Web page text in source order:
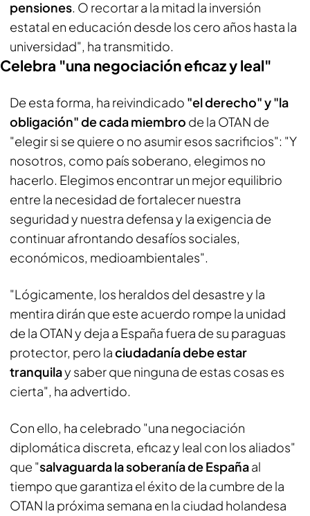
pensiones. O recortar a la mitad la inversión
estatal en educación desde los cero años hasta la
universidad", ha transmitido.
Celebra "una negociación eficaz y leal"
De esta forma, ha reivindicado "el derecho" y "la
obligación" de cada miembro de la OTAN de
"elegir si se quiere o no asumir esos sacrificios": "Y
nosotros, como país soberano, elegimos no
hacerlo. Elegimos encontrar un mejor equilibrio
entre la necesidad de fortalecer nuestra
seguridad y nuestra defensa y la exigencia de
continuar afrontando desafíos sociales,
económicos, medioambientales".
"Lógicamente, los heraldos del desastre y la
mentira dirán que este acuerdo rompe la unidad
de la OTAN y deja a España fuera de su paraguas
protector, pero laciudadanía debe estar
tranquilay saber que ninguna de estas cosas es
cierta", ha advertido.
Con ello, ha celebrado "una negociación
diplomática discreta, eficaz y leal con los aliados"
que "salvaguarda la soberanía de Españaal
tiempo que garantiza el éxito de la cumbre de la
OTAN la próxima semana en la ciudad holandesa